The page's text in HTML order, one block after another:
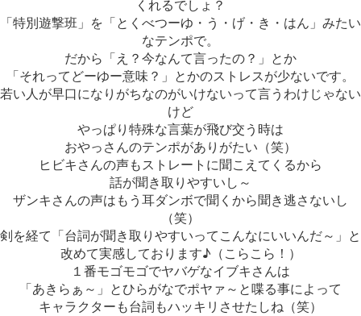
くれるでしょ？
「特別遊撃班」を「とくべつーゆ・う・げ・き・はん」みたい
なテンポで。
だから「え？今なんて言ったの？」とか
「それってどーゆー意味？」とかのストレスが少ないです。
若い人が早口になりがちなのがいけないって言うわけじゃない
けど
やっぱり特殊な言葉が飛び交う時は
おやっさんのテンポがありがたい（笑）
ヒビキさんの声もストレートに聞こえてくるから
話が聞き取りやすいし～
ザンキさんの声はもう耳ダンボで聞くから聞き逃さないし
（笑）
剣を経て「台詞が聞き取りやすいってこんなにいいんだ～」と
改めて実感しております♪（こらこら！）
１番モゴモゴでヤバゲなイブキさんは
「あきらぁ～」とひらがなでポヤァ～と喋る事によって
キャラクターも台詞もハッキリさせたしね（笑）